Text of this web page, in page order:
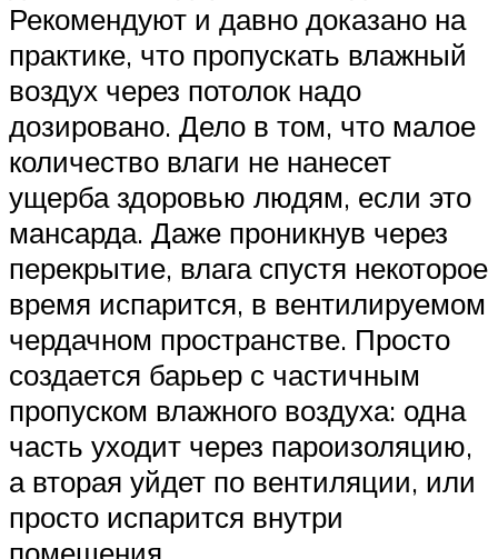
Рекомендуют и давно доказано на
практике, что пропускать влажный
воздух через потолок надо
дозировано. Дело в том, что малое
количество влаги не нанесет
ущерба здоровью людям, если это
мансарда. Даже проникнув через
перекрытие, влага спустя некоторое
время испарится, в вентилируемом
чердачном пространстве. Просто
создается барьер с частичным
пропуском влажного воздуха: одна
часть уходит через пароизоляцию,
а вторая уйдет по вентиляции, или
просто испарится внутри